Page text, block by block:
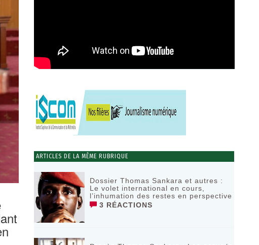
ARTICLES DE LA MÊME RUBRIQUE
Dossier Thomas Sankara et autres :
Le volet international en cours,
l’inhumation des restes en perspective
3 RÉACTIONS